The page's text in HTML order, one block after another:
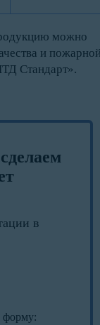
можно
и
Стандарт».
в
форму: